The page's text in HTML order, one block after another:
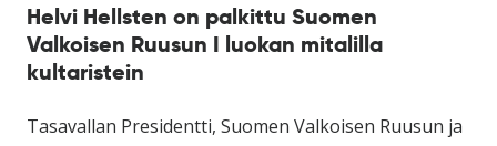
Helvi Hellsten on palkittu Suomen
Valkoisen Ruusun I luokan mitalilla
kultaristein
Tasavallan Presidentti, Suomen Valkoisen Ruusun ja